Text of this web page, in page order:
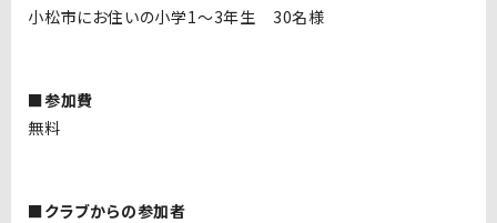
小松市にお住いの小学1～3年生 30名様
■参加費
無料
■クラブからの参加者